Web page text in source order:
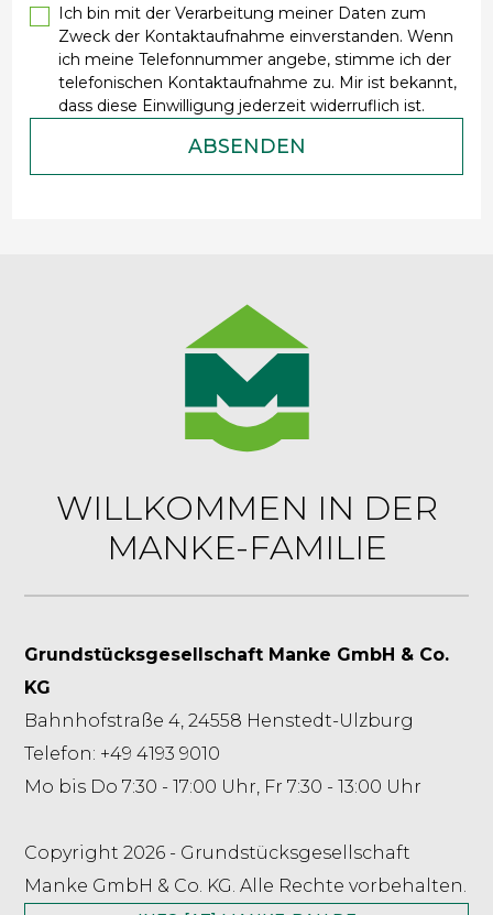
Ich bin mit der Verarbeitung meiner Daten zum
Zweck der Kontaktaufnahme einverstanden. Wenn
ich meine Telefonnummer angebe, stimme ich der
telefonischen Kontaktaufnahme zu. Mir ist bekannt,
dass diese Einwilligung jederzeit widerruflich ist.
WILLKOMMEN IN DER
MANKE-FAMILIE
Grundstücksgesellschaft Manke GmbH & Co.
KG
Bahnhofstraße 4, 24558 Henstedt-Ulzburg
Telefon: +49 4193 9010
Mo bis Do 7:30 - 17:00 Uhr, Fr 7:30 - 13:00 Uhr
Copyright 2026 - Grundstücksgesellschaft
Manke GmbH & Co. KG. Alle Rechte vorbehalten.